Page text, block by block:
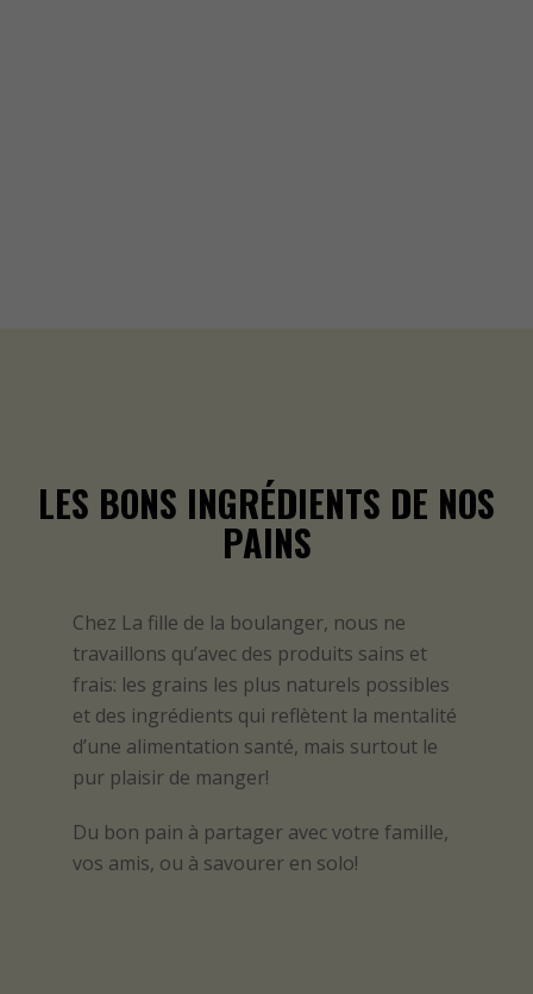
LES BONS INGRÉDIENTS DE NOS
PAINS
Chez La fille de la boulanger, nous ne
travaillons qu’avec des produits sains et
frais: les grains les plus naturels possibles
et des ingrédients qui reflètent la mentalité
d’une alimentation santé, mais surtout le
pur plaisir de manger!
Du bon pain à partager avec votre famille,
vos amis, ou à savourer en solo!